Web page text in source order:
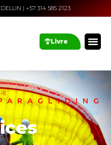
| +57 314 585 2123
Livre